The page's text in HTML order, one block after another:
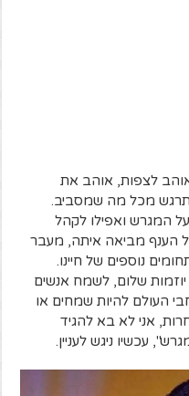
לצפות, אוהב את
מכל מה שמסביב.
המגרש ואפילו לקהל
הענף מביאה איתה, מעבר
נוספים של חיינו.
שלום, לשמח אנשים
העולם להיות שמחים או
אני לא בא להגיד
עכשיו ניגש לעניין.